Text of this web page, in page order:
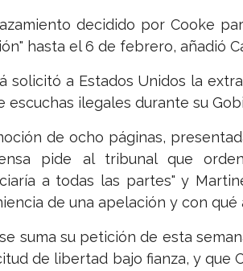
decidido por Cooke
hasta el 6 de febrero, añadió
solicitó a Estados Unidos la
escuchas ilegales durante su
de ocho páginas,
pide al tribunal que
a todas las partes" y
de una apelación y con qué
suma su petición de esta
de libertad bajo fianza, y que